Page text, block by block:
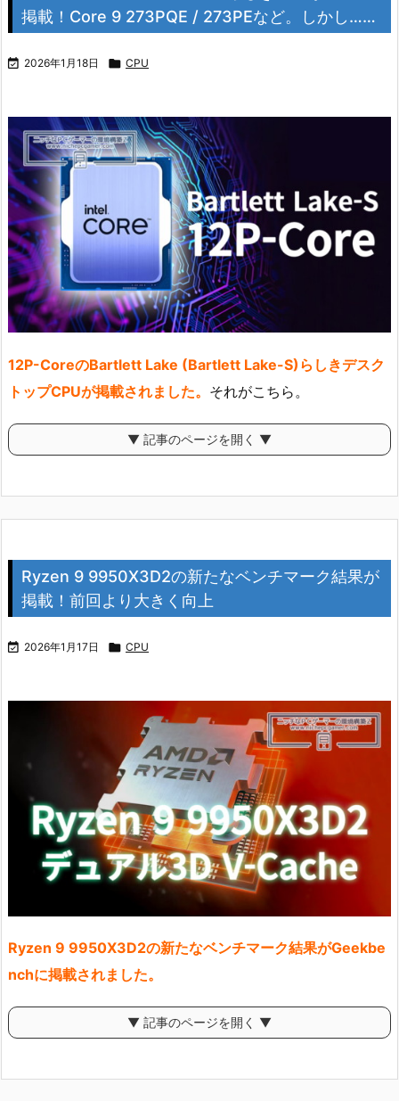
掲載！Core 9 273PQE / 273PEなど。しかし……
 2026年1月18日  CPU
12P-CoreのBartlett Lake (Bartlett Lake-S)らしきデスク
トップCPUが掲載されました。 それがこちら。
▼ 記事のページを開く ▼
Ryzen 9 9950X3D2の新たなベンチマーク結果が
掲載！前回より大きく向上
 2026年1月17日  CPU
Ryzen 9 9950X3D2の新たなベンチマーク結果がGeekbe
nchに掲載されました。
▼ 記事のページを開く ▼